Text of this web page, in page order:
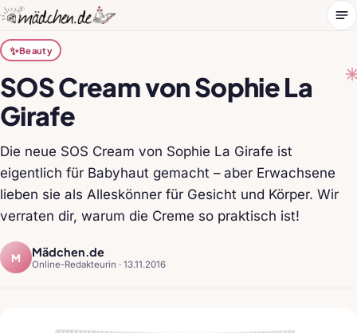
✨Beauty
SOS Cream von Sophie La
Girafe
Die neue SOS Cream von Sophie La Girafe ist
eigentlich für Babyhaut gemacht – aber Erwachsene
lieben sie als Alleskönner für Gesicht und Körper. Wir
verraten dir, warum die Creme so praktisch ist!
M Mädchen.de
Online-Redakteurin · 13.11.2016